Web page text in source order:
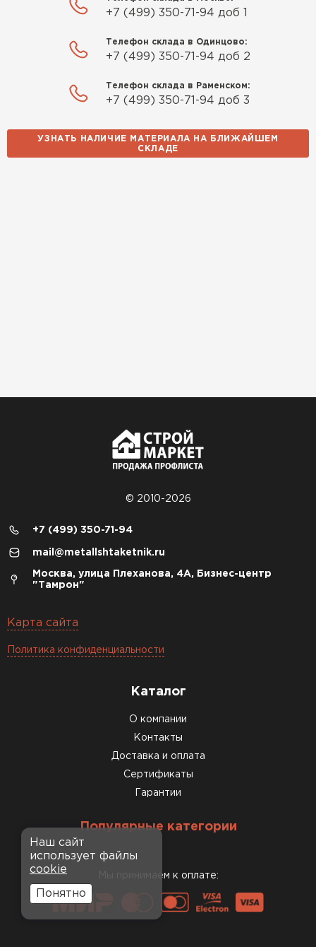
+7 (499) 350-71-94 доб 1
Телефон склада в Одинцово:
+7 (499) 350-71-94 доб 2
Телефон склада в Раменском:
+7 (499) 350-71-94 доб 3
УЗНАТЬ НАЛИЧИЕ МАТЕРИАЛА НА БЛИЖАЙШЕМ
СКЛАДЕ
© 2010-2026
+7 (499) 350-71-94
mail@metallshtaketnik.ru
Москва, улица Плеханова, 4А, Бизнес-центр
"Тамрон"
Карта сайта
Политика конфиденциальности
Каталог
О компании
Контакты
Доставка и оплата
Сертификаты
Гарантии
Популярные категории
Мы принимаем к оплате:
Наш сайт
использует файлы
cookie
Понятно